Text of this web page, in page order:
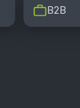
B2B